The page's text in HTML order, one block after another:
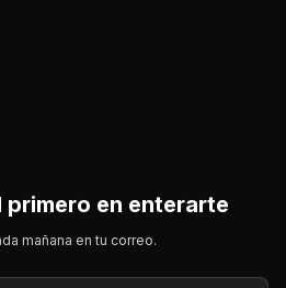
primero en enterarte
mañana en tu correo.